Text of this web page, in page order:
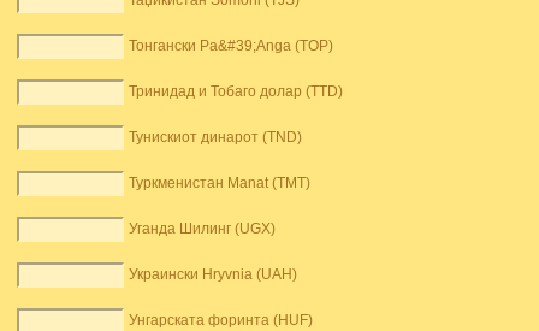
Тонгански Pa&#39;Anga (TOP)
Тринидад и Тобаго долар (TTD)
Тунискиот динарот (TND)
Туркменистан Manat (TMT)
Уганда Шилинг (UGX)
Украински Hryvnia (UAH)
Унгарската форинта (HUF)